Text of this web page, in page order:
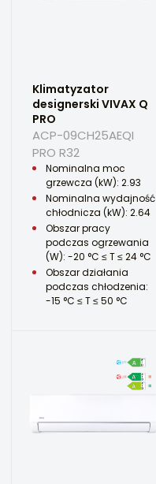
Klimatyzator
designerski VIVAX Q
PRO
ACP-09CH25AEQI
PRO R32
Nominalna moc
grzewcza (kW): 2.93
Nominalna wydajność
chłodnicza (kW): 2.64
Obszar pracy
podczas ogrzewania
(W): -20 °C ≤ T ≤ 24 °C
Obszar działania
podczas chłodzenia:
-15 °C ≤ T ≤ 50 °C